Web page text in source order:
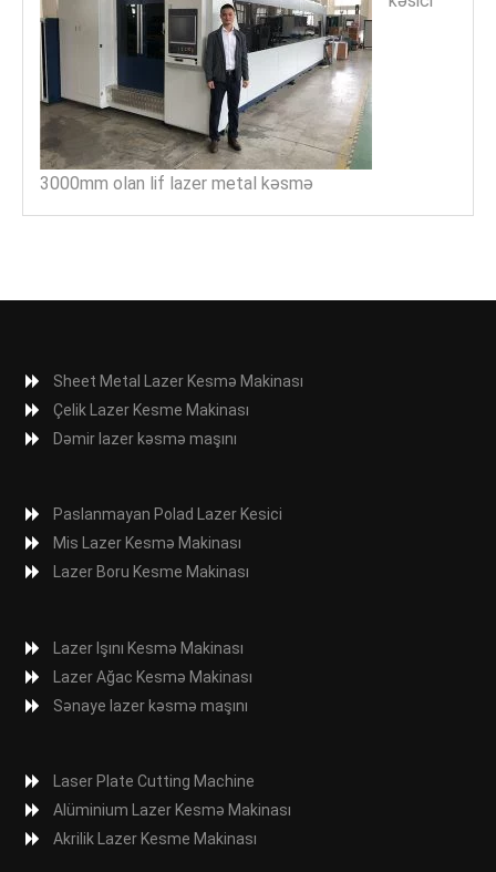
3000mm olan lif lazer metal kəsmə
Sheet Metal Lazer Kesmə Makinası
Çelik Lazer Kesme Makinası
Dəmir lazer kəsmə maşını
Paslanmayan Polad Lazer Kesici
Mis Lazer Kesmə Makinası
Lazer Boru Kesme Makinası
Lazer Işını Kesmə Makinası
Lazer Ağac Kesmə Makinası
Sənaye lazer kəsmə maşını
Laser Plate Cutting Machine
Alüminium Lazer Kesmə Makinası
Akrilik Lazer Kesme Makinası